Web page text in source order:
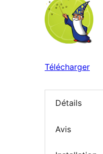
Télécharger
Détails
Avis